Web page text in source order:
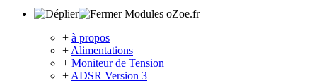
Modules oZoe.fr
+ à propos
+ Alimentations
+ Moniteur de Tension
+ ADSR Version 3